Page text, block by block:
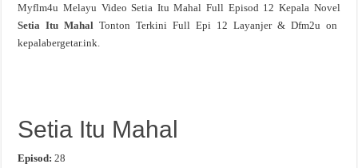
12
Tonton
Drama
Myflm4u Melayu Video Setia Itu Mahal Full Episod 12 Kepala Novel
Setia Itu MahalTonton Terkini Full Epi 12 Layanjer & Dfm2u on
kepalabergetar.ink.
Setia Itu Mahal
Episod: 28